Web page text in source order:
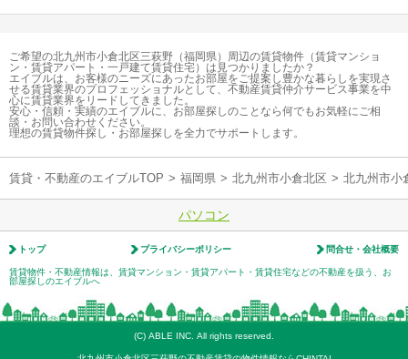
ご希望の北九州市小倉北区三萩野（福岡県）周辺の賃貸物件（賃貸マンショ
ン・賃貸アパート・一戸建て賃貸住宅）は見つかりましたか？
エイブルは、お客様のニーズにあったお部屋をご提案し豊かな暮らしを実現さ
せる賃貸業界のプロフェッショナルとして、不動産賃貸仲介サービス事業を中
心に賃貸業界をリードしてきました。
安心・信頼・実績のエイブルに、お部屋探しのことなら何でもお気軽にご相
談・お問い合わせください。
理想の賃貸物件探し・お部屋探しを全力でサポートします。
賃貸・不動産のエイブルTOP > 福岡県 > 北九州市小倉北区 > 北九州市小
パソコン
トップ プライバシーポリシー 問合せ・会社概要
賃貸物件・不動産情報は、賃貸マンション・賃貸アパート・賃貸住宅などの不動産を扱う、お
部屋探しのエイブルへ
(C) ABLE INC. All rights reserved.